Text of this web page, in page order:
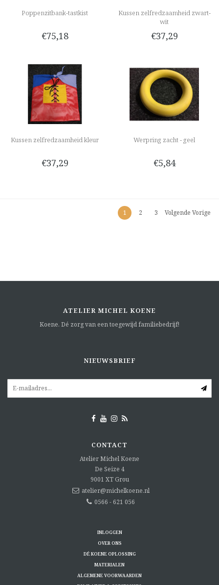
Poppenzitbank-tastkist
€75,18
Kussen zelfredzaamheid zwart-
wit
€37,29
Kussen zelfredzaamheid kleur
€37,29
Werpring zacht - geel
€5,84
1 2 3 Volgende Vorige
ATELIER MICHEL KOENE
Koene. Dé zorg van een toegewijd familiebedrijf!
NIEUWSBRIEF
CONTACT
Atelier Michel Koene
De Seize 4
9001 XT Grou
atelier@michelkoene.nl
0566 - 621 056
INLOGGEN
OVER ONS
DÉ KOENE OPLOSSING
MATERIALEN
ALGEMENE VOORWAARDEN